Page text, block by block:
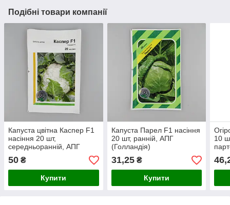
Подібні товари компанії
Капуста цвітна Каспер F1
насіння 20 шт,
середньоранній, АПГ
(Голландія)
50 ₴
Купити
Капуста Парел F1 насіння
20 шт, ранній, АПГ
(Голландія)
31,25₴
Купити
10
АПГ